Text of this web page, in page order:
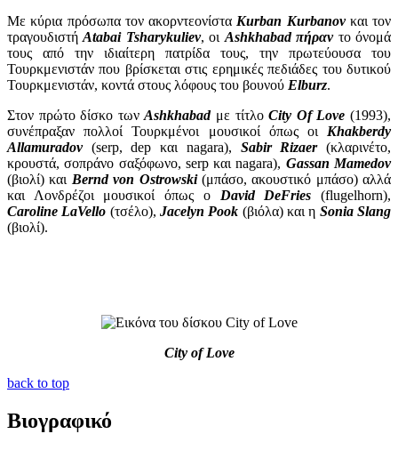
Με κύρια πρόσωπα τον ακορντεονίστα Kurban Kurbanovκαι τον
τραγουδιστήAtabai Tsharykuliev, οι Ashkhabad πήραντο όνομά
τους από την ιδιαίτερη πατρίδα τους, την πρωτεύουσα του
Τουρκμενιστάν που βρίσκεται στις ερημικές πεδιάδες του δυτικού
Τουρκμενιστάν, κοντά στους λόφους του βουνού Elburz.
Στον πρώτο δίσκο τωνAshkhabadμε τίτλοCity Of Love (1993),
συνέπραξαν πολλοί Τουρκμένοι μουσικοί όπως οι Khakberdy
Allamuradov(serp, dep και nagara), Sabir Rizaer(κλαρινέτο,
κρουστά, σοπράνο σαξόφωνο, serp και nagara), Gassan Mamedov
(βιολί) και Bernd von Ostrowski(μπάσο, ακουστικό μπάσο) αλλά
και Λονδρέζοι μουσικοί όπως ο David DeFries (flugelhorn),
Caroline LaVello (τσέλο),Jacelyn Pook (βιόλα) και η Sonia Slang
(βιολί).
City of Love
back to top
Βιογραφικό